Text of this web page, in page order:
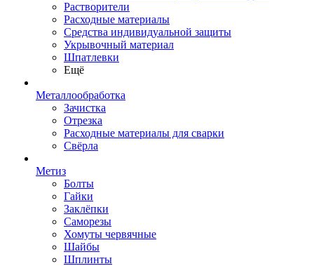
Растворители
Расходные материалы
Средства индивидуальной защиты
Укрывочный материал
Шпатлевки
Ещё
Металлообработка
Зачистка
Отрезка
Расходные материалы для сварки
Свёрла
Метиз
Болты
Гайки
Заклёпки
Саморезы
Хомуты червячные
Шайбы
Шплинты